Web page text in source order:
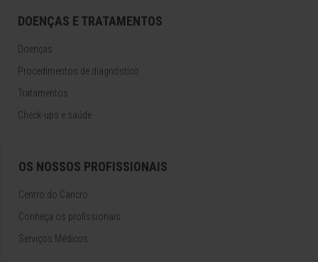
DOENÇAS E TRATAMENTOS
Doenças
Procedimentos de diagnóstico
Tratamentos
Check-ups e saúde
OS NOSSOS PROFISSIONAIS
Centro do Cancro
Conheça os profissionais
Serviços Médicos